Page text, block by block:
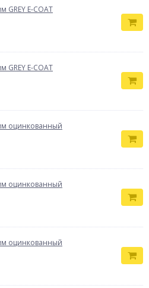
GREY E-COAT
GREY E-COAT
оцинкованный
оцинкованный
оцинкованный